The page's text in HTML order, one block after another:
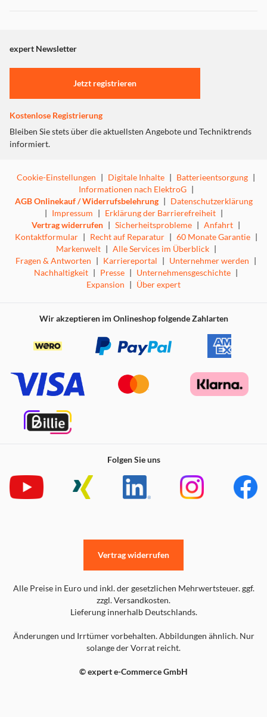
"Marketing".
Einstellungen anpassen
expert Newsletter
Jetzt registrieren
Kostenlose Registrierung
Bleiben Sie stets über die aktuellsten Angebote und Techniktrends
informiert.
Cookie-Einstellungen | Digitale Inhalte | Batterieentsorgung |
Informationen nach ElektroG |
AGB Onlinekauf / Widerrufsbelehrung | Datenschutzerklärung
| Impressum | Erklärung der Barrierefreiheit |
Vertrag widerrufen | Sicherheitsprobleme | Anfahrt |
Kontaktformular | Recht auf Reparatur | 60 Monate Garantie |
Markenwelt | Alle Services im Überblick |
Fragen & Antworten | Karriereportal | Unternehmer werden |
Nachhaltigkeit | Presse | Unternehmensgeschichte |
Expansion | Über expert
Wir akzeptieren im Onlineshop folgende Zahlarten
Folgen Sie uns
Alle Preise in Euro und inkl. der gesetzlichen Mehrwertsteuer. ggf.
zzgl. Versandkosten.
Lieferung innerhalb Deutschlands.
Änderungen und Irrtümer vorbehalten. Abbildungen ähnlich. Nur
solange der Vorrat reicht.
© expert e-Commerce GmbH
Vertrag widerrufen